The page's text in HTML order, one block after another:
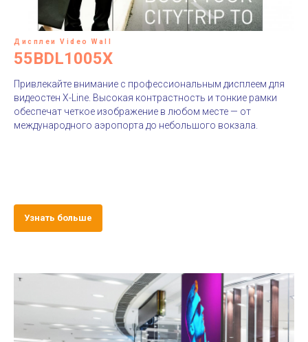
Дисплеи Video Wall
55BDL1005X
Привлекайте внимание с профессиональным дисплеем для
видеостен X-Line. Высокая контрастность и тонкие рамки
обеспечат четкое изображение в любом месте — от
международного аэропорта до небольшого вокзала.
Узнать больше